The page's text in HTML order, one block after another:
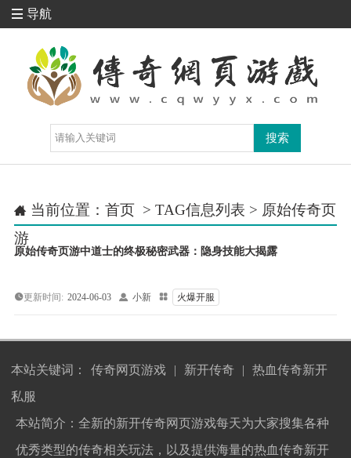
 导航
 当前位置： 首页 > TAG信息列表 > 原始传奇页
游
原始传奇页游中道士的终极秘密武器：隐身技能大揭露
更新时间: 2024-06-03  小新  火爆开服
本站关键词： 传奇网页游戏 | 新开传奇 |
热血传奇新开
私服
本站简介：全新的新开传奇网页游戏每天为大家搜集各种
优秀类型的传奇相关玩法，以及提供海量的热血传奇新开